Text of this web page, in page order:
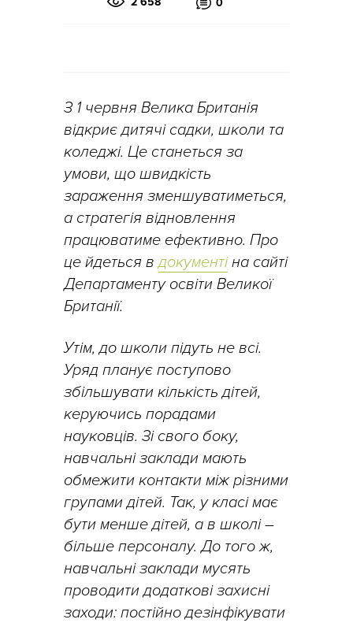
З 1 червня Велика Британія
відкриє дитячі садки, школи та
коледжі. Це станеться за
умови, що швидкість
зараження зменшуватиметься,
а стратегія відновлення
працюватиме ефективно. Про
це йдеться вдокументіна сайті
Департаменту освіти Великої
Британії.
Утім, до школи підуть не всі.
Уряд планує поступово
збільшувати кількість дітей,
керуючись порадами
науковців. Зі свого боку,
навчальні заклади мають
обмежити контакти між різними
групами дітей. Так, у класі має
бути менше дітей, а в школі –
більше персоналу. До того ж,
навчальні заклади мусять
проводити додаткові захисні
заходи: постійно дезінфікувати